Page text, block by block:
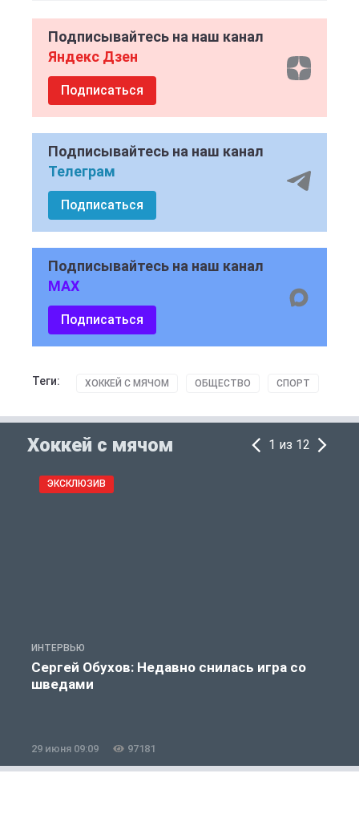
Подписывайтесь на наш канал
Яндекс Дзен
Подписаться
Подписывайтесь на наш канал
Телеграм
Подписаться
Подписывайтесь на наш канал
MAX
Подписаться
Теги: ХОККЕЙ С МЯЧОМ ОБЩЕСТВО СПОРТ
Хоккей с мячом 1 из 12
ЭКСКЛЮЗИВ
ИНТЕРВЬЮ
Сергей Обухов: Недавно снилась игра со
шведами
29 июня 09:09 97181